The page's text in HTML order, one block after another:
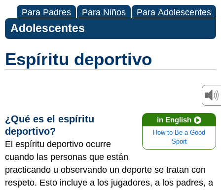
Para Padres Para Niños Para Adolescentes
Adolescentes
Espíritu deportivo
in English
How to Be a Good
Sport
¿Qué es el espíritu
deportivo?
El espíritu deportivo ocurre
cuando las personas que están
practicando u observando un deporte se tratan con
respeto. Esto incluye a los jugadores, a los padres, a